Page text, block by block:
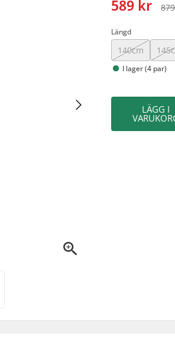
589 kr
Längd
140cm
I lager (4 par)
LÄGG I